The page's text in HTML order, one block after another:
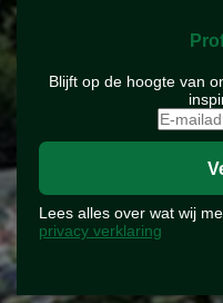
Blijft op de hoogte van
Lees alles over wat wij
privacy verklaring